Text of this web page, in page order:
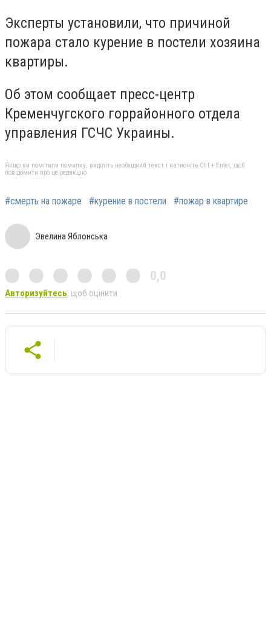
Эксперты установили, что причиной
пожара стало курение в постели хозяина
квартиры.
Об этом сообщает пресс-центр
Кременчугского горрайонного отдела
управления ГСЧС Украины.
Якщо ви помітили помилку, виділіть необхідний текст і натисніть Ctrl + Enter, щоб
повідомити про це редакцію
#смерть на пожаре #курение в постели #пожар в квартире
Эвелина Яблонська
0,0
Авторизуйтесь, щоб оцінити